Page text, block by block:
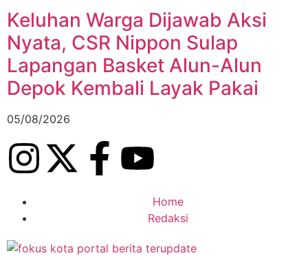
Keluhan Warga Dijawab Aksi
Nyata, CSR Nippon Sulap
Lapangan Basket Alun-Alun
Depok Kembali Layak Pakai
05/08/2026
Home
Redaksi